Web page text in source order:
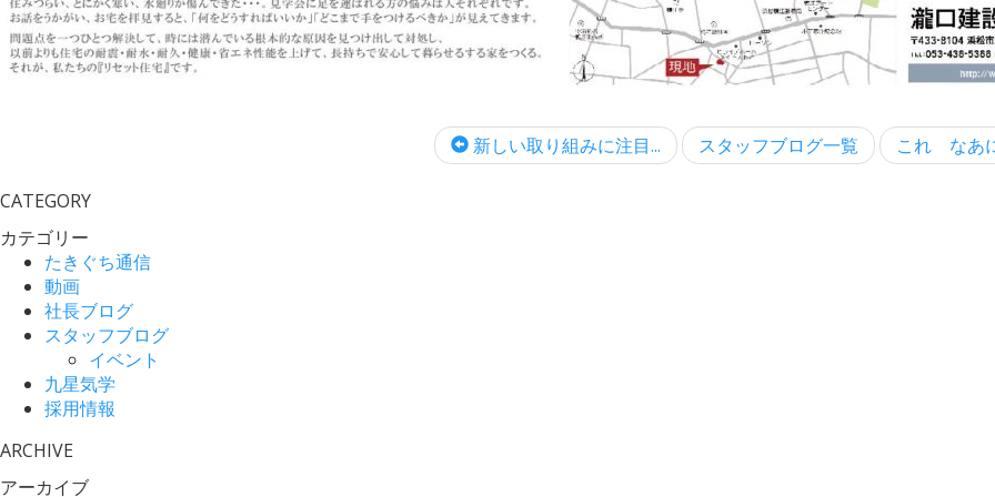
新しい取り組みに注目... スタッフブログ一覧 これ なあ
CATEGORY
カテゴリー
たきぐち通信
動画
社長ブログ
スタッフブログ
イベント
九星気学
採用情報
ARCHIVE
アーカイブ